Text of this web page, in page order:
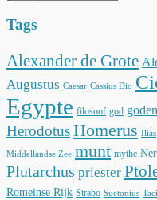
Tags
Alexander de Grote
Augustus Caesar Cassius Dio
Egypte filosoof god goden
HerodotusHomerus Ilias
Middellandse Zee munt mythe
Plutarchus priester
Romeinse Rijk Strabo Suetonius